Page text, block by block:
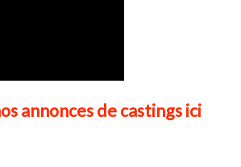
annonces de castings ici